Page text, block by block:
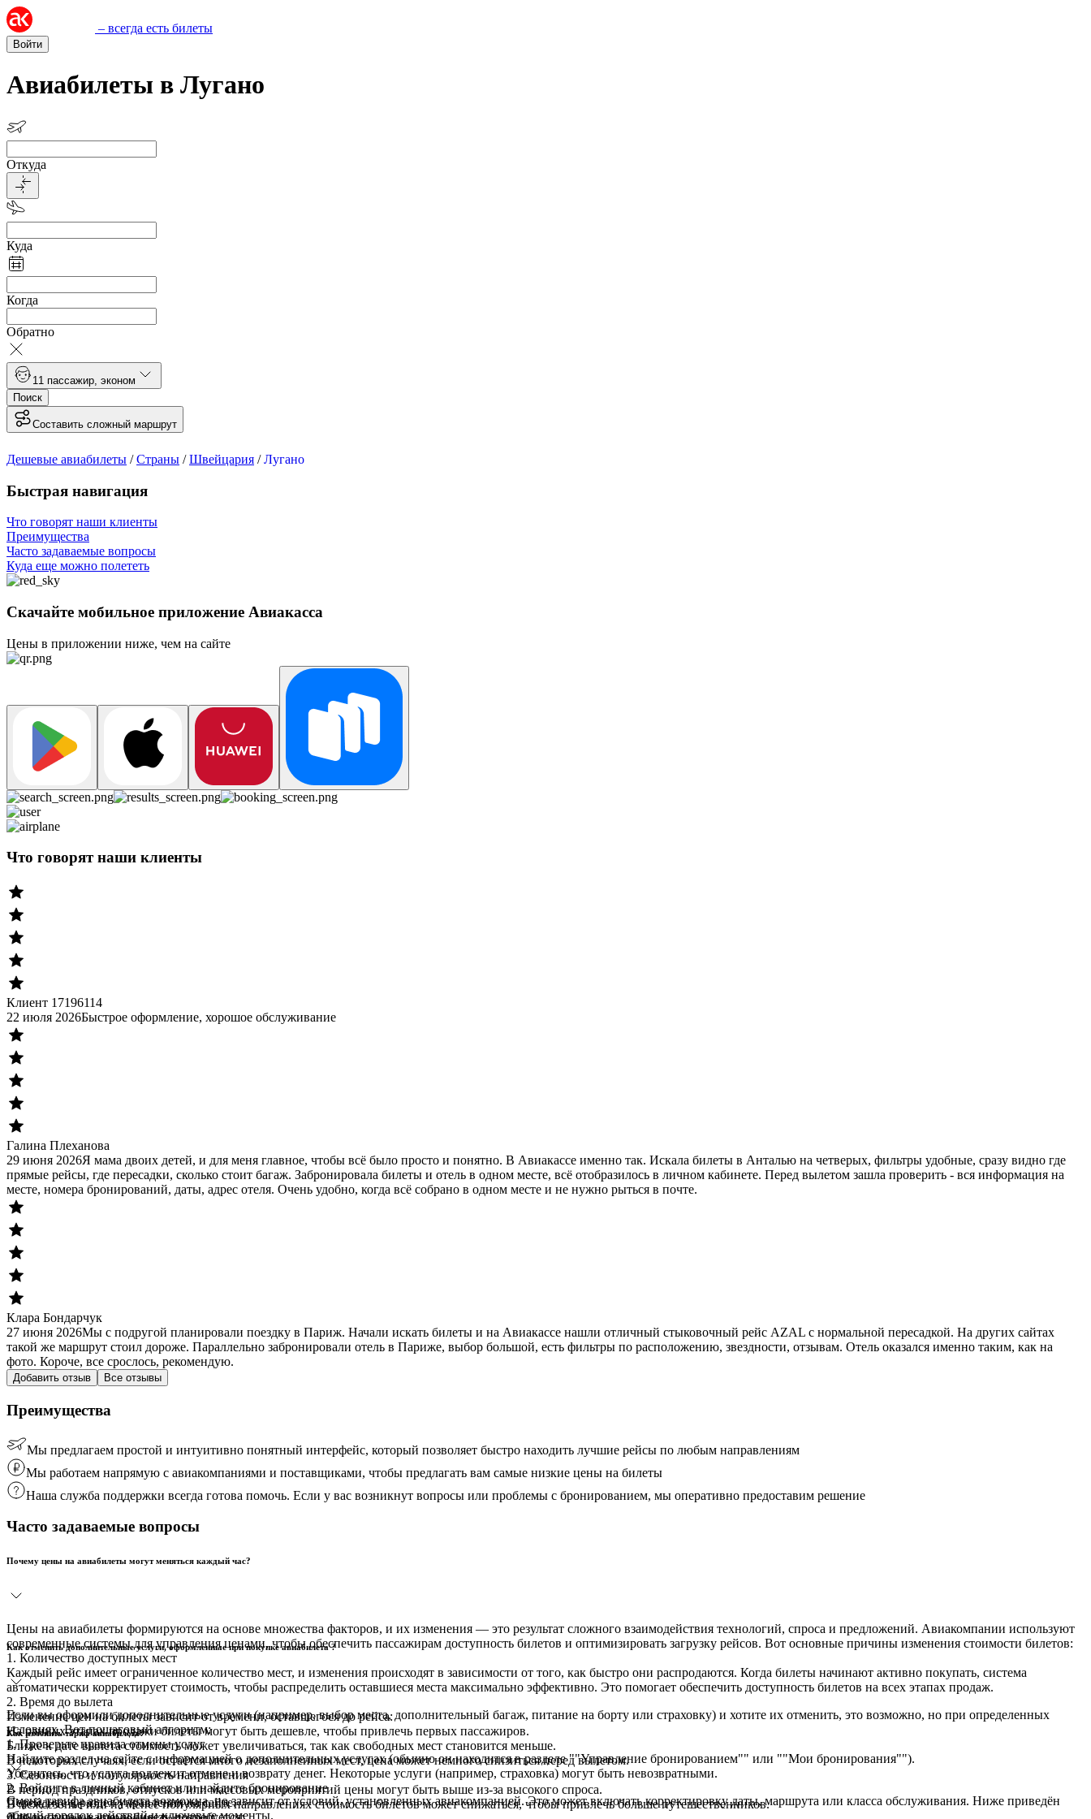
– всегда есть билеты
Войти
Авиабилеты в Лугано
Откуда
Куда
Когда
Обратно
1 1 пассажир эконом
Поиск
Составить сложный маршрут
Дешевые авиабилеты /Страны /Швейцария /Лугано
Быстрая навигация
Что говорят наши клиенты
Преимущества
Часто задаваемые вопросы
Куда еще можно полететь
Скачайте мобильное приложение Авиакасса
Цены в приложении ниже, чем на сайте
Что говорят наши клиенты
Клиент 17196114
22 июля 2026Быстрое оформление, хорошое обслуживание
Галина Плеханова
29 июня 2026Я мама двоих детей, и для меня главное, чтобы всё было просто и понятно. В Авиакассе именно так. Искала билеты в Анталью на четверых, фильтры удобные, сразу видно где
прямые рейсы, где пересадки, сколько стоит багаж. Забронировала билеты и отель в одном месте, всё отобразилось в личном кабинете. Перед вылетом зашла проверить - вся информация на
месте, номера бронирований, даты, адрес отеля. Очень удобно, когда всё собрано в одном месте и не нужно рыться в почте.
Клара Бондарчук
27 июня 2026Мы с подругой планировали поездку в Париж. Начали искать билеты и на Авиакассе нашли отличный стыковочный рейс AZAL с нормальной пересадкой. На других сайтах
такой же маршрут стоил дороже. Параллельно забронировали отель в Париже, выбор большой, есть фильтры по расположению, звездности, отзывам. Отель оказался именно таким, как на
фото. Короче, все срослось, рекомендую.
Добавить отзыв Все отзывы
Преимущества
Мы предлагаем простой и интуитивно понятный интерфейс, который позволяет быстро находить лучшие рейсы по любым направлениям
Мы работаем напрямую с авиакомпаниями и поставщиками, чтобы предлагать вам самые низкие цены на билеты
Наша служба поддержки всегда готова помочь. Если у вас возникнут вопросы или проблемы с бронированием, мы оперативно предоставим решение
Часто задаваемые вопросы
Почему цены на авиабилеты могут меняться каждый час?
Цены на авиабилеты формируются на основе множества факторов, и их изменения — это результат сложного взаимодействия технологий, спроса и предложений. Авиакомпании используют
современные системы для управления ценами, чтобы обеспечить пассажирам доступность билетов и оптимизировать загрузку рейсов. Вот основные причины изменения стоимости билетов:
1. Количество доступных мест
Каждый рейс имеет ограниченное количество мест, и изменения происходят в зависимости от того, как быстро они распродаются. Когда билеты начинают активно покупать, система
автоматически корректирует стоимость, чтобы распределить оставшиеся места максимально эффективно. Это помогает обеспечить доступность билетов на всех этапах продаж.
2. Время до вылета
Изменение цен на билеты зависит от времени, оставшегося до рейса:
На ранних этапах продажи билеты могут быть дешевле, чтобы привлечь первых пассажиров.
Ближе к дате вылета стоимость может увеличиваться, так как свободных мест становится меньше.
В некоторых случаях, если остаётся много незаполненных мест, цена может немного снизиться перед вылетом.
3. Сезонность и популярность направления
В период праздников, отпусков или массовых мероприятий цены могут быть выше из-за высокого спроса.
В межсезонье или на менее популярных направлениях стоимость билетов может снижаться, чтобы привлечь больше путешественников.
Как отменить дополнительные услуги, оформленные при покупке авиабилета ?
Если вы оформили дополнительные услуги (например, выбор места, дополнительный багаж, питание на борту или страховку) и хотите их отменить, это возможно, но при определенных
условиях. Вот пошаговый алгоритм:
1. Проверьте правила отмены услуг
Найдите раздел на сайте с информацией о дополнительных услугах (обычно он находится в разделе ""Управление бронированием"" или ""Мои бронирования"").
Убедитесь, что услуга подлежит отмене и возврату денег. Некоторые услуги (например, страховка) могут быть невозвратными.
2. Войдите в личный кабинет или найдите бронирование
Перейдите в раздел управления на сайте.
Как изменить тариф авиабилета?
Смена тарифа авиабилета возможна, но зависит от условий, установленных авиакомпанией. Это может включать корректировку даты, маршрута или класса обслуживания. Ниже приведён
общий порядок действий и ключевые моменты.